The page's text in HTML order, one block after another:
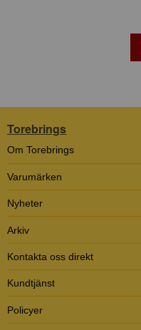
Torebrings
Om Torebrings
Varumärken
Nyheter
Arkiv
Kontakta oss direkt
Kundtjänst
Policyer